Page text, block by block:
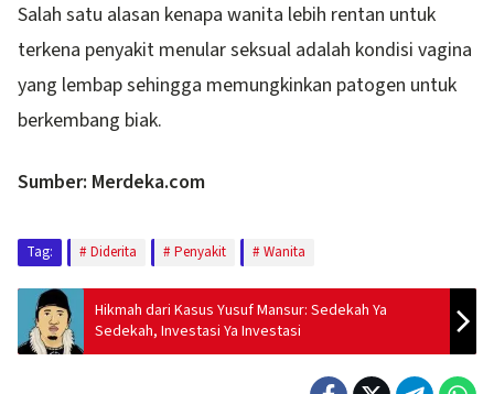
Salah satu alasan kenapa wanita lebih rentan untuk
terkena penyakit menular seksual adalah kondisi vagina
yang lembap sehingga memungkinkan patogen untuk
berkembang biak.
Sumber: Merdeka.com
Tag: Diderita Penyakit Wanita
Hikmah dari Kasus Yusuf Mansur: Sedekah Ya
Sedekah, Investasi Ya Investasi